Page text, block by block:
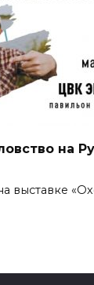
на
выставке